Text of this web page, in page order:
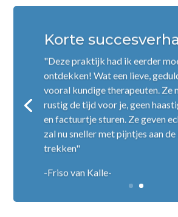
Korte
"Deze praktijk had ik eerder
ontdekken! Wat een lieve,
vooral kundige therapeuten. Ze
rustig de tijd voor je, geen
en factuurtje sturen. Ze geven
zal nu sneller met pijntjes aan
trekken"
-Friso van Kalle-